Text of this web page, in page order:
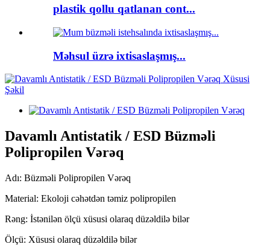
plastik qollu qatlanan cont...
Məhsul üzrə ixtisaslaşmış...
Davamlı Antistatik / ESD Büzməli
Polipropilen Vərəq
Adı: Büzməli Polipropilen Vərəq
Material: Ekoloji cəhətdən təmiz polipropilen
Rəng: İstənilən ölçü xüsusi olaraq düzəldilə bilər
Ölçü: Xüsusi olaraq düzəldilə bilər